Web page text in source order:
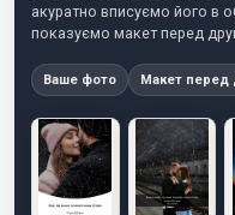
акуратно вписуємо його в
показуємо макет перед
Ваше фото Макет перед